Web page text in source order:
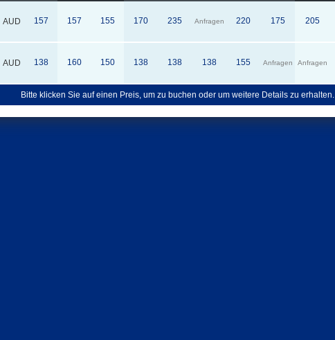
AUD 157 157 155 170 235 Anfragen 220 175 205
AUD 138 160 150 138 138 138 155 Anfragen Anfragen
Bitte klicken Sie auf einen Preis, um zu buchen oder um weitere Details zu erhalten.